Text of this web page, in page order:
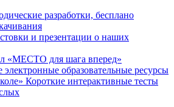
разработки, бесплано
и презентации о наших
«МЕСТО для шага вперед»
образовательные ресурсы
Короткие интерактивные тесты